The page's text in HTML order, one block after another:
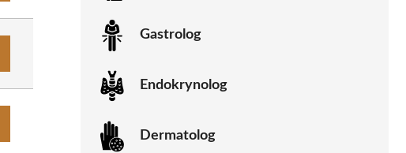
Gastrolog
Endokrynolog
Dermatolog